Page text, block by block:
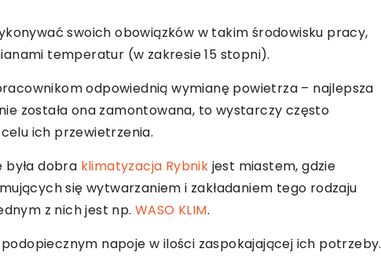
swoich obowiązków w takim środowisku pracy,
temperatur (w zakresie 15 stopni).
odpowiednią wymianę powietrza – najlepsza
została ona zamontowana, to wystarczy często
ich przewietrzenia.
była dobra klimatyzacja Rybnik jest miastem, gdzie
się wytwarzaniem i zakładaniem tego rodzaju
z nich jest np. WASO KLIM.
napoje w ilości zaspokajającej ich potrzeby.